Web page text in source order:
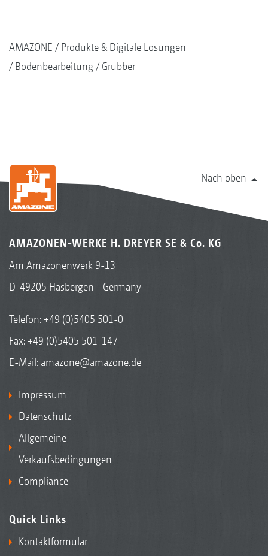
AMAZONE
Produkte & Digitale Lösungen
Bodenbearbeitung
Grubber
Nach oben
AMAZONEN-WERKE H. DREYER SE & Co. KG
Am Amazonenwerk 9-13
D-49205 Hasbergen - Germany
Telefon:+49 (0)5405 501-0
Fax: +49 (0)5405 501-147
E-Mail: amazone@amazone.de
Impressum
Datenschutz
Allgemeine
Verkaufsbedingungen
Compliance
Quick Links
Kontaktformular